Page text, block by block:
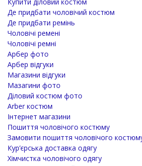
Де придбати чоловічий костюм
Де придбати ремінь
Чоловічі ремені
Чоловічі ремні
Арбер фото
Арбер відгуки
Магазини відгуки
Мазагини фото
Діловий костюм фото
Arber костюм
Інтернет магазини
Пошиття чоловічого костюму
Замовити пошиття чоловічого
Кур’єрська доставка одягу
Хімчистка чоловічого одягу